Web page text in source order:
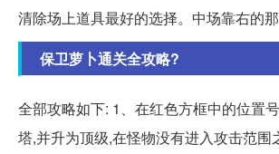
清除场上道具最好的选择。中场靠右的那
保卫萝卜通关全攻略?
全部攻略如下: 1、在红色方框中的位置
塔,并升为顶级,在怪物没有进入攻击范围